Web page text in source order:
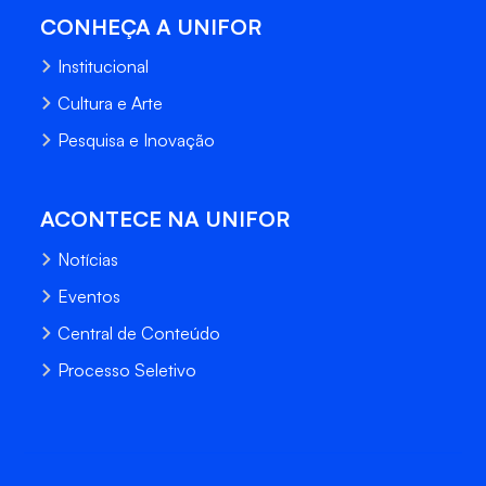
CONHEÇA A UNIFOR
Institucional
Cultura e Arte
Pesquisa e Inovação
ACONTECE NA UNIFOR
Notícias
Eventos
Central de Conteúdo
Processo Seletivo